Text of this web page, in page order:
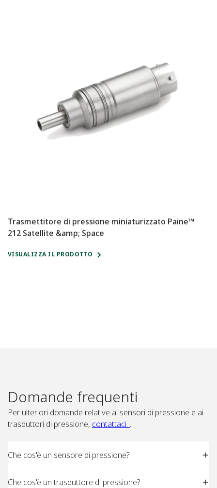
Trasmettitore di pressione miniaturizzato Paine™
212 Satellite &amp; Space
VISUALIZZA IL PRODOTTO
Domande frequenti​
Per ulteriori domande relative ai sensori di pressione e ai
trasduttori di pressione, contattaci. .
Che cos'è un sensore di pressione?
Che cos'è un trasduttore di pressione?